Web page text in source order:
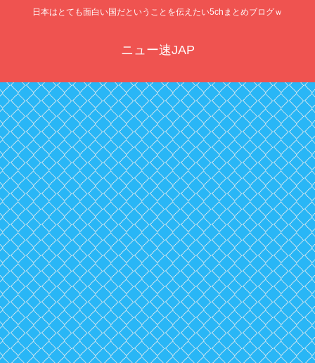
日本はとても面白い国だということを伝えたい5chまとめブログｗ
ニュー速JAP